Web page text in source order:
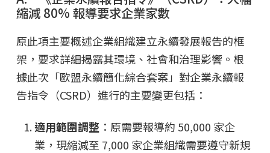
縮減 80% 報導要求企業家數
原此項主要概述企業組織建立永續發展報告的框
架，要求詳細揭露其環境、社會和治理影響。根
據此次「歐盟永續簡化綜合套案」對企業永續報
告指令（CSRD）進行的主要變更包括：
適用範圍調整：原需要報導約 50,000 家企
業，現縮減至 7,000 家企業組織需要遵守新規